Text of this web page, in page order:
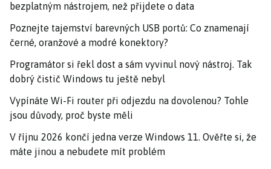
bezplatným nástrojem, než přijdete o data
Poznejte tajemství barevných USB portů: Co znamenají
černé, oranžové a modré konektory?
Programátor si řekl dost a sám vyvinul nový nástroj. Tak
dobrý čistič Windows tu ještě nebyl
Vypínáte Wi-Fi router při odjezdu na dovolenou? Tohle
jsou důvody, proč byste měli
V říjnu 2026 končí jedna verze Windows 11. Ověřte si, že
máte jinou a nebudete mít problém